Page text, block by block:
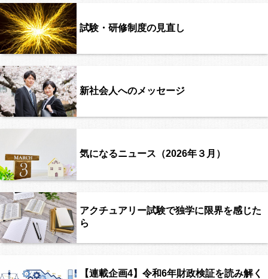
試験・研修制度の見直し
新社会人へのメッセージ
気になるニュース（2026年３月）
アクチュアリー試験で独学に限界を感じた
ら
【連載企画4】令和6年財政検証を読み解く